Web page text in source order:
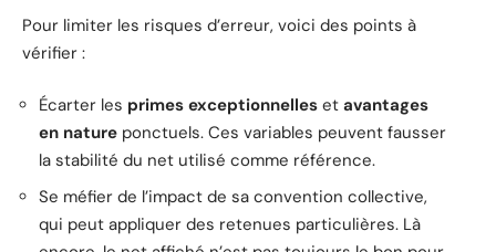
Pour limiter les risques d’erreur, voici des points à
vérifier :
Écarter les primes exceptionnelles et avantages
en nature ponctuels. Ces variables peuvent fausser
la stabilité du net utilisé comme référence.
Se méfier de l’impact de sa convention collective,
qui peut appliquer des retenues particulières. Là